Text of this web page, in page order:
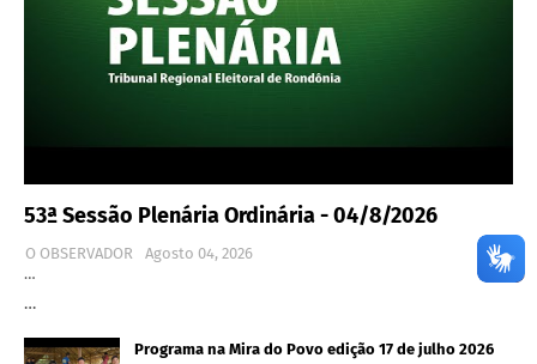
53ª Sessão Plenária Ordinária - 04/8/2026
O OBSERVADOR
Agosto 04, 2026
…
…
Programa na Mira do Povo edição 17 de julho 2026